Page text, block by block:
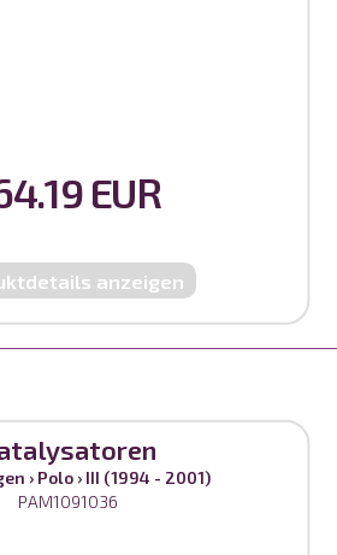
EUR
anzeigen
› Polo › III (1994 - 2001)
PAM1091036